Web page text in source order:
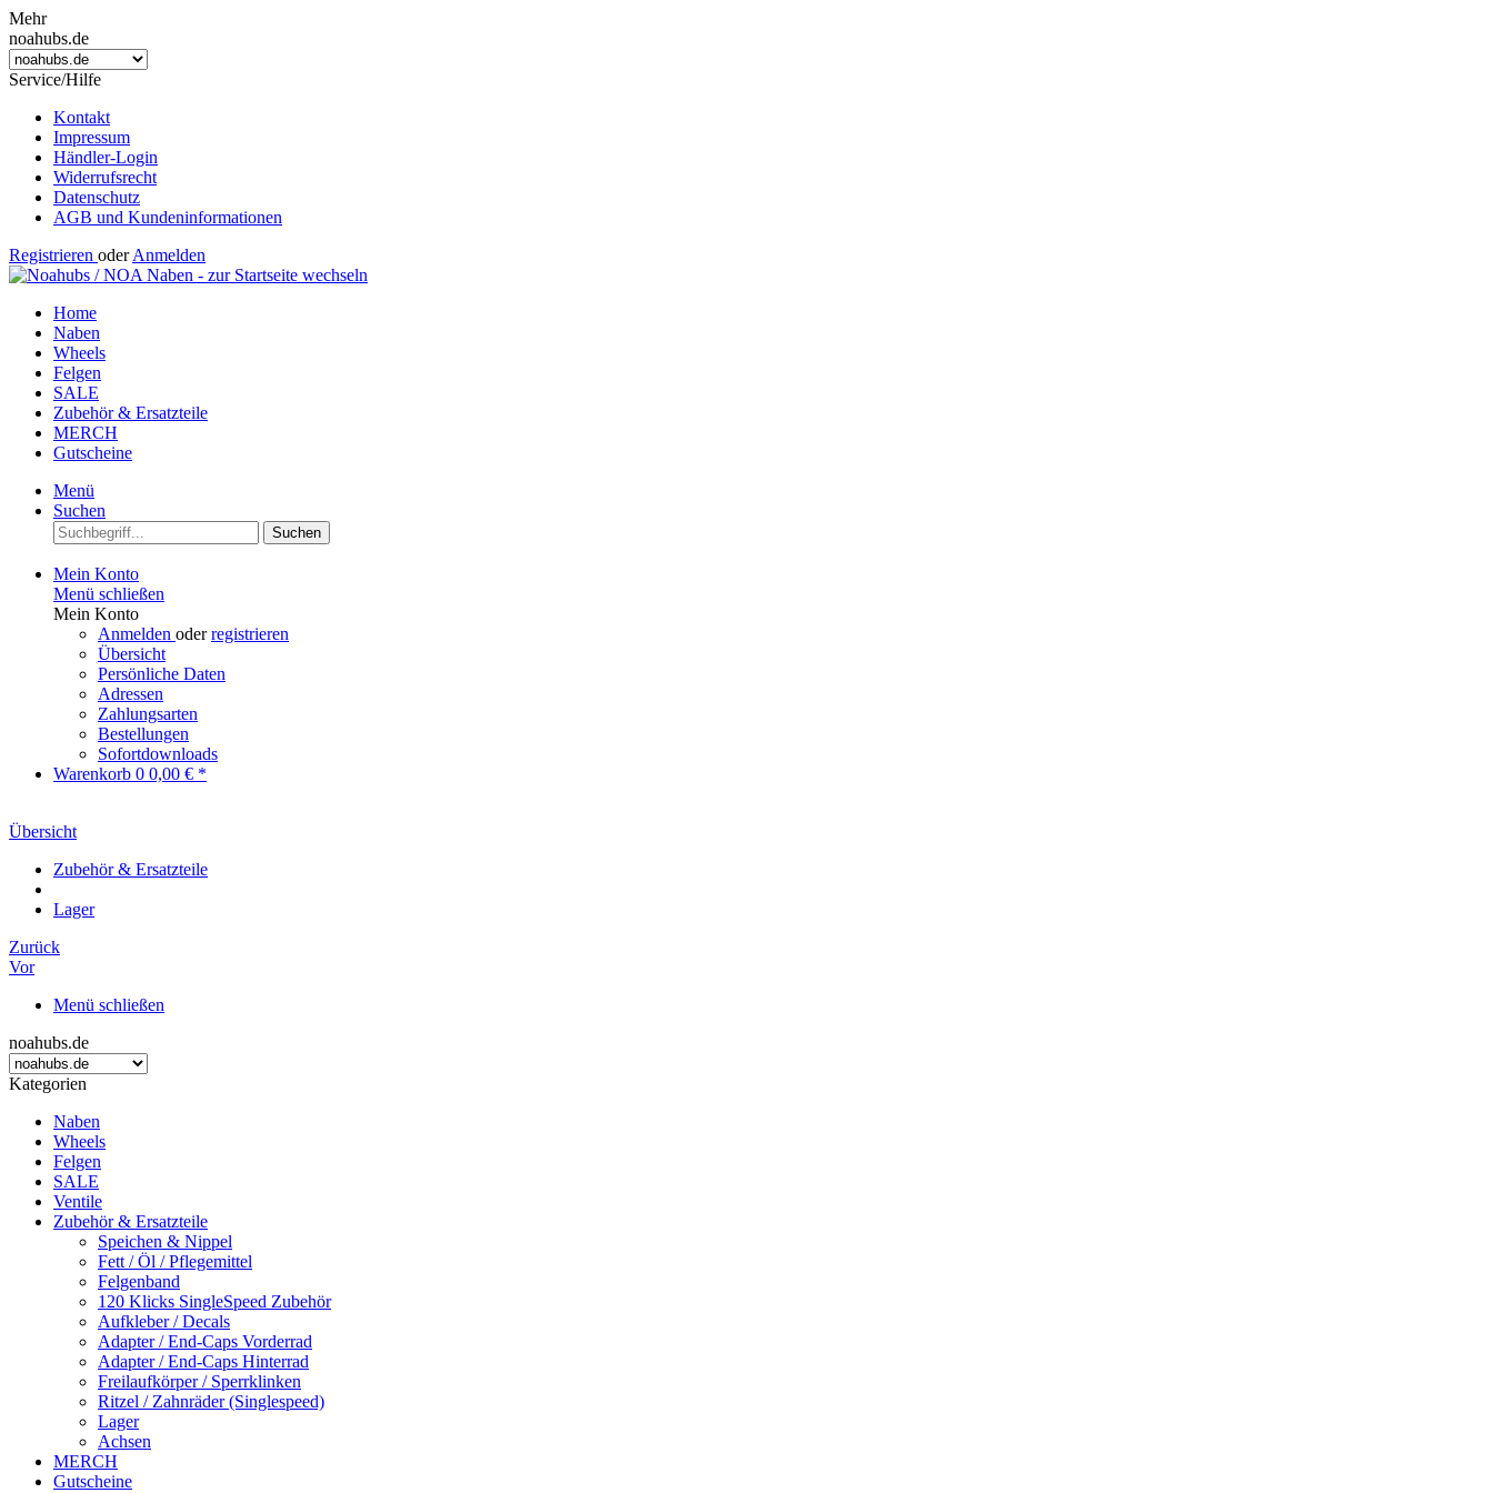
Mehr
noahubs.de
Service/Hilfe
Kontakt
Impressum
Händler-Login
Widerrufsrecht
Datenschutz
AGB und Kundeninformationen
Registrieren oder Anmelden
Home
Naben
Wheels
Felgen
SALE
Zubehör & Ersatzteile
MERCH
Gutscheine
Menü
Suchen
Suchen
Mein Konto
Menü schließen
Mein Konto
Anmelden oderregistrieren
Übersicht
Persönliche Daten
Adressen
Zahlungsarten
Bestellungen
Sofortdownloads
Warenkorb 0 0,00 € *
Übersicht
Zubehör & Ersatzteile
Lager
Zurück
Vor
Menü schließen
noahubs.de
Kategorien
Naben
Wheels
Felgen
SALE
Ventile
Zubehör & Ersatzteile
Speichen & Nippel
Fett / Öl / Pflegemittel
Felgenband
120 Klicks SingleSpeed Zubehör
Aufkleber / Decals
Adapter / End-Caps Vorderrad
Adapter / End-Caps Hinterrad
Freilaufkörper / Sperrklinken
Ritzel / Zahnräder (Singlespeed)
Lager
Achsen
MERCH
Gutscheine